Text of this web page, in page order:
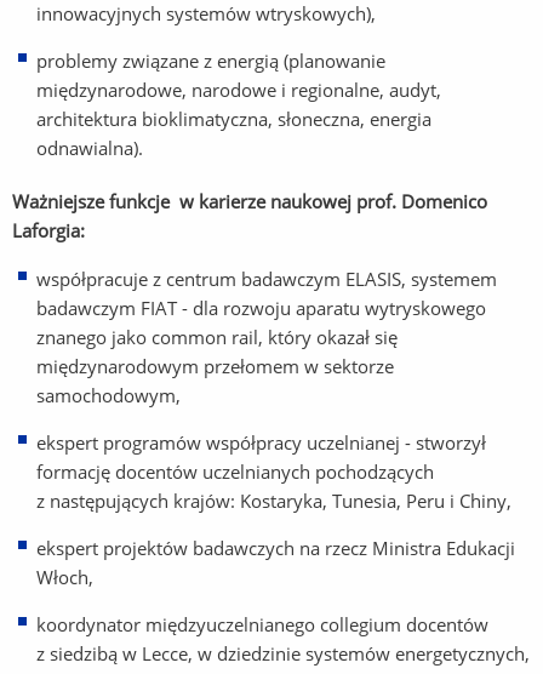
innowacyjnych systemów wtryskowych),
problemy związane z energią (planowanie
międzynarodowe, narodowe i regionalne, audyt,
architektura bioklimatyczna, słoneczna, energia
odnawialna).
Ważniejsze funkcje w karierze naukowej prof. Domenico
Laforgia:
współpracuje z centrum badawczym ELASIS, systemem
badawczym FIAT - dla rozwoju aparatu wytryskowego
znanego jako common rail, który okazał się
międzynarodowym przełomem w sektorze
samochodowym,
ekspert programów współpracy uczelnianej - stworzył
formację docentów uczelnianych pochodzących
z następujących krajów: Kostaryka, Tunesia, Peru i Chiny,
ekspert projektów badawczych na rzecz Ministra Edukacji
Włoch,
koordynator międzyuczelnianego collegium docentów
z siedzibą w Lecce, w dziedzinie systemów energetycznych,